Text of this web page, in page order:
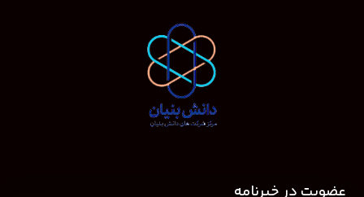
عضویت در خبرنامه